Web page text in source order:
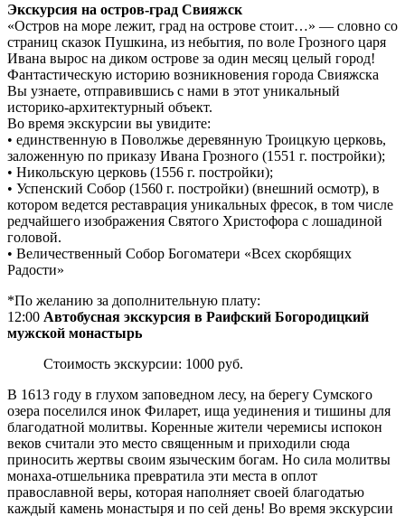
Экскурсия на остров-град Свияжск
«Остров на море лежит, град на острове стоит…» — словно со
страниц сказок Пушкина, из небытия, по воле Грозного царя
Ивана вырос на диком острове за один месяц целый город!
Фантастическую историю возникновения города Свияжска
Вы узнаете, отправившись с нами в этот уникальный
историко-архитектурный объект.
Во время экскурсии вы увидите:
• единственную в Поволжье деревянную Троицкую церковь,
заложенную по приказу Ивана Грозного (1551 г. постройки);
• Никольскую церковь (1556 г. постройки);
• Успенский Собор (1560 г. постройки) (внешний осмотр), в
котором ведется реставрация уникальных фресок, в том числе
редчайшего изображения Святого Христофора с лошадиной
головой.
• Величественный Собор Богоматери «Всех скорбящих
Радости»
*По желанию за дополнительную плату:
12:00 Автобусная экскурсия в Раифский Богородицкий
мужской монастырь
Стоимость экскурсии: 1000 руб.
В 1613 году в глухом заповедном лесу, на берегу Сумского
озера поселился инок Филарет, ища уединения и тишины для
благодатной молитвы. Коренные жители черемисы испокон
веков считали это место священным и приходили сюда
приносить жертвы своим языческим богам. Но сила молитвы
монаха-отшельника превратила эти места в оплот
православной веры, которая наполняет своей благодатью
каждый камень монастыря и по сей день! Во время экскурсии